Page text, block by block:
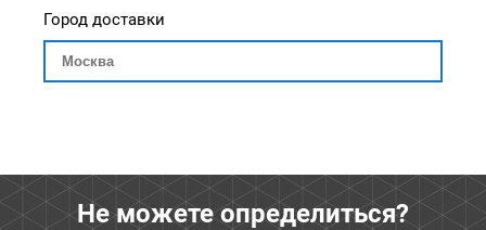
Город доставки
Не можете определиться?